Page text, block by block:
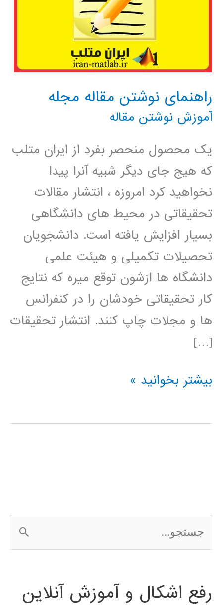
راهنمای نوشتن مقاله مجله
آموزش نوشتن مقاله
یک محصول منحصر بفرد از ایران متلب
که هیج جای دیگر شبیه آنرا پیدا
نخواهید کرد امروزه ، انتشار مقالات
تحقیقاتی در محیط های دانشگاهی
بسیار افزایش یافته است. دانشجویان
تحصیلات تکمیلی و هیئت علمی
دانشگاه ها ازشون توقع میره که نتایج
کار تحقیقاتی خودشان را در کنفرانس
ها و مجلات چاپ کنند. انتشار تحقیقات
[…]
راهنمای
مقاله
بیشتر بخوانید »
س
ج
رفع اشکال و آموزش آنلاین